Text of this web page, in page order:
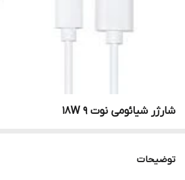
شارژر شیائومی نوت 9 18W
توضیحات